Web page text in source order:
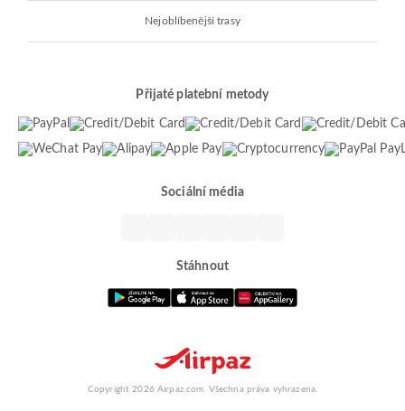
Nejoblíbenější trasy
Přijaté platební metody
Sociální média
Stáhnout
Copyright 2026 Airpaz.com. Všechna práva vyhrazena.